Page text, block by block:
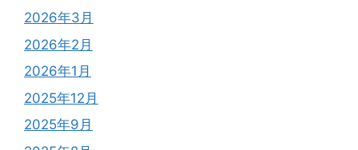
2026年3月
2026年2月
2026年1月
2025年12月
2025年9月